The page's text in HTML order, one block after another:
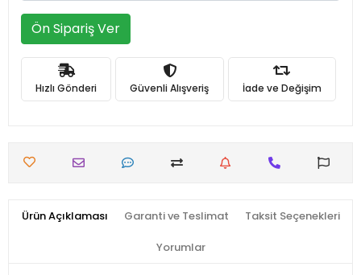
Ön Sipariş Ver
Hızlı Gönderi Güvenli Alışveriş İade ve Değişim
Ürün Açıklaması Garanti ve Teslimat Taksit Seçenekleri
Yorumlar